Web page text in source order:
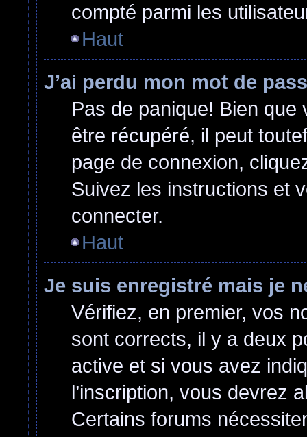
compté parmi les
Haut
J’ai perdu mon mot de
Pas de panique! Bien
être récupéré, il peut
page de connexion,
Suivez les instructions et
connecter.
Haut
Je suis enregistré mais je
Vérifiez, en premier, vos
sont corrects, il y a deux
active et si vous avez
l’inscription, vous devrez
Certains forums